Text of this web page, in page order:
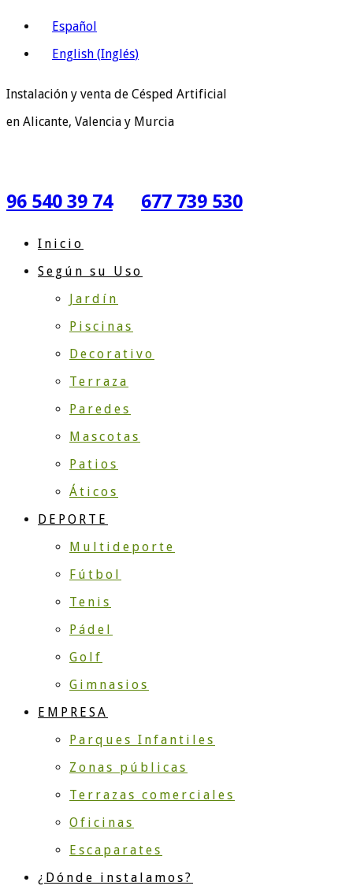
Español
English (Inglés)
Instalación y venta de Césped Artificial
en Alicante, Valencia y Murcia
96 540 39 74 677 739 530
Inicio
Según su Uso
Jardín
Piscinas
Decorativo
Terraza
Paredes
Mascotas
Patios
Áticos
DEPORTE
Multideporte
Fútbol
Tenis
Pádel
Golf
Gimnasios
EMPRESA
Parques Infantiles
Zonas públicas
Terrazas comerciales
Oficinas
Escaparates
¿Dónde instalamos?